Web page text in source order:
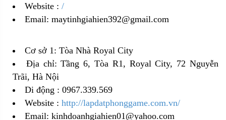
Website : /
Email: maytinhgiahien392@gmail.com
Cơ sở 1: Tòa Nhà Royal City
Địa chỉ: Tầng 6, Tòa R1, Royal City, 72 Nguyễn
Trãi, Hà Nội
Di động : 0967.339.569
Website : http://lapdatphonggame.com.vn/
Email: kinhdoanhgiahien01@yahoo.com